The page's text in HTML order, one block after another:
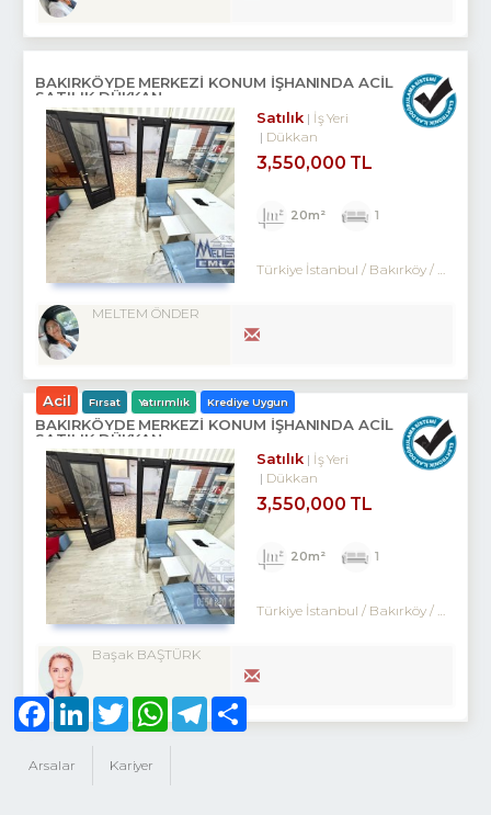
BAKIRKÖYDE MERKEZİ KONUM İŞHANINDA ACİL
SATILIK DÜKKAN
Satılık
İş Yeri
Dükkan
3,550,000 TL
20m² 1
Türkiye İstanbul / Bakırköy/ Kartaltepe
MELTEM ÖNDER
Acil Fırsat Yatırımlık Krediye Uygun
BAKIRKÖYDE MERKEZİ KONUM İŞHANINDA ACİL
SATILIK DÜKKAN
Satılık
İş Yeri
Dükkan
3,550,000 TL
20m² 1
Türkiye İstanbul / Bakırköy/ Kartaltepe
Başak BAŞTÜRK
Arsalar Kariyer
FacebookLinkedInTwitter WhatsAppTelegram